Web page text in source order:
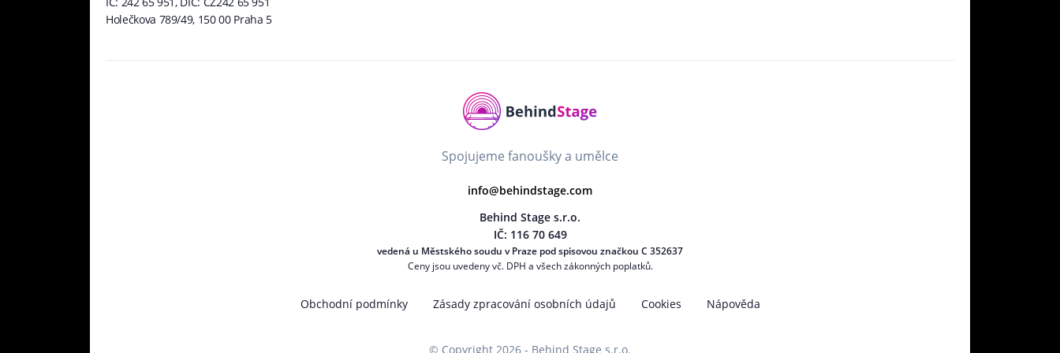
Holečkova 789/49, 150 00 Praha 5
Spojujeme fanoušky a umělce
info@behindstage.com
Behind Stage s.r.o.
IČ: 116 70 649
vedená u Městského soudu v Praze pod spisovou značkou C 352637
Ceny jsou uvedeny vč. DPH a všech zákonných poplatků.
Obchodní podmínky Zásady zpracování osobních údajů Cookies Nápověda
© Copyright 2026 - Behind Stage s.r.o.